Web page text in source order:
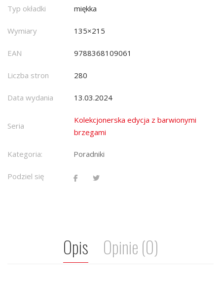
Typ okładki miękka
Wymiary 135×215
EAN 9788368109061
Liczba stron 280
Data wydania 13.03.2024
Seria
Kolekcjonerska edycja z barwionymi
brzegami
Kategoria: Poradniki
Podziel się
Opis Opinie (0)